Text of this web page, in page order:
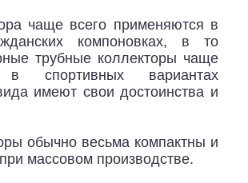
чаще всего применяются в
компоновках, в то
трубные коллекторы чаще
в спортивных вариантах
имеют свои достоинства и
обычно весьма компактны и
массовом производстве.